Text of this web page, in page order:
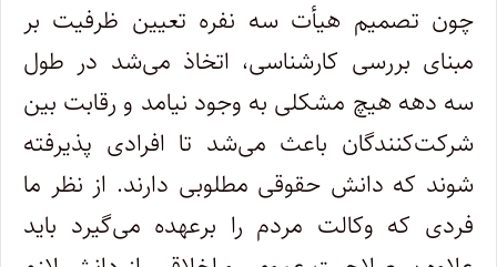
چون تصمیم هیأت سه نفره تعیین ظرفیت بر
مبنای بررسی کارشناسی، اتخاذ می‌شد در طول
سه دهه هیچ مشکلی به وجود نیامد و رقابت بین
شرکت‌کنندگان باعث می‌شد تا افرادی پذیرفته
شوند که دانش حقوقی مطلوبی دارند. از نظر ما
فردی که وکالت مردم را برعهده می‌گیرد باید